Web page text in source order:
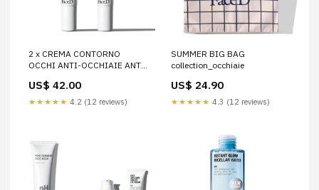
2 x CREMA CONTORNO
OCCHI ANTI-OCCHIAIE ANTI-
CREAM - 15 ml (Color):Clear
US$ 42.00
★★★★★ 4.2 (12 reviews)
SUMMER BIG BAG
collection_occhiaie
US$ 24.90
★★★★★ 4.3 (12 reviews)